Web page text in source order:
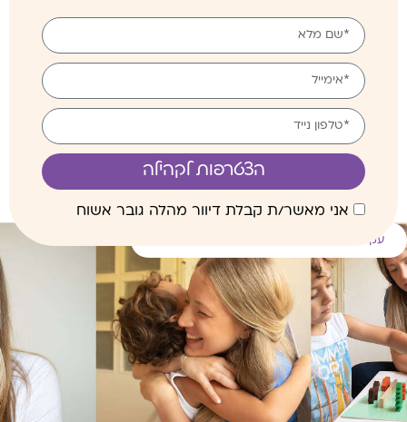
אני מאשר/ת קבלת דיוור מהלה גובר אשוח
הצטרפות לקהילה
עקבו אחרי באינסטגרם @hilla_gover_slp